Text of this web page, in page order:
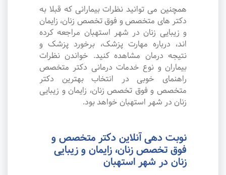
همچنین می توانید نظرات بیمارانی که قبلا به
دکتر های متخصص و فوق تخصص زنان، زایمان
و زیبایی زنان در شهر استهبان مراجعه کرده
اند، درباره مهارت پزشک، برخورد پزشک و
نتیجه درمان مشاهده کنید. خواندن نظرات
بیماران و نوع خدمات درمانی دکتر متخصص
راهنمای خوبی در انتخاب بهترین دکتر
متخصص و فوق تخصص زنان، زایمان و زیبایی
زنان در شهر استهبان خواهد بود.
نوبت دهی آنلاین دکتر متخصص و
فوق تخصص زنان، زایمان و زیبایی
زنان در شهر استهبان